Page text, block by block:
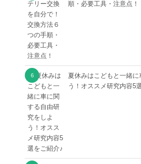
順・必要工具・注意点！
夏休みはこどもと一緒
う！オススメ研究内容5